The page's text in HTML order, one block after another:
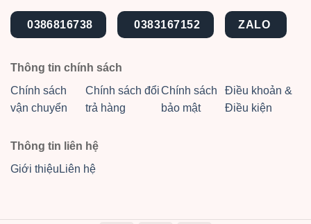
0386816738 0383167152 ZALO
Thông tin chính sách
Chính sách
vận chuyển
Chính sách đổi
trả hàng
Chính sách
bảo mật
Điều khoản &
Điều kiện
Thông tin liên hệ
Giới thiệu Liên hệ